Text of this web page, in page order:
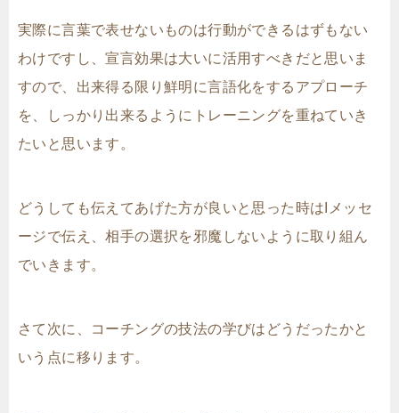
実際に言葉で表せないものは行動ができるはずもない
わけですし、宣言効果は大いに活用すべきだと思いま
すので、出来得る限り鮮明に言語化をするアプローチ
を、しっかり出来るようにトレーニングを重ねていき
たいと思います。
どうしても伝えてあげた方が良いと思った時はIメッセ
ージで伝え、相手の選択を邪魔しないように取り組ん
でいきます。
さて次に、コーチングの技法の学びはどうだったかと
いう点に移ります。